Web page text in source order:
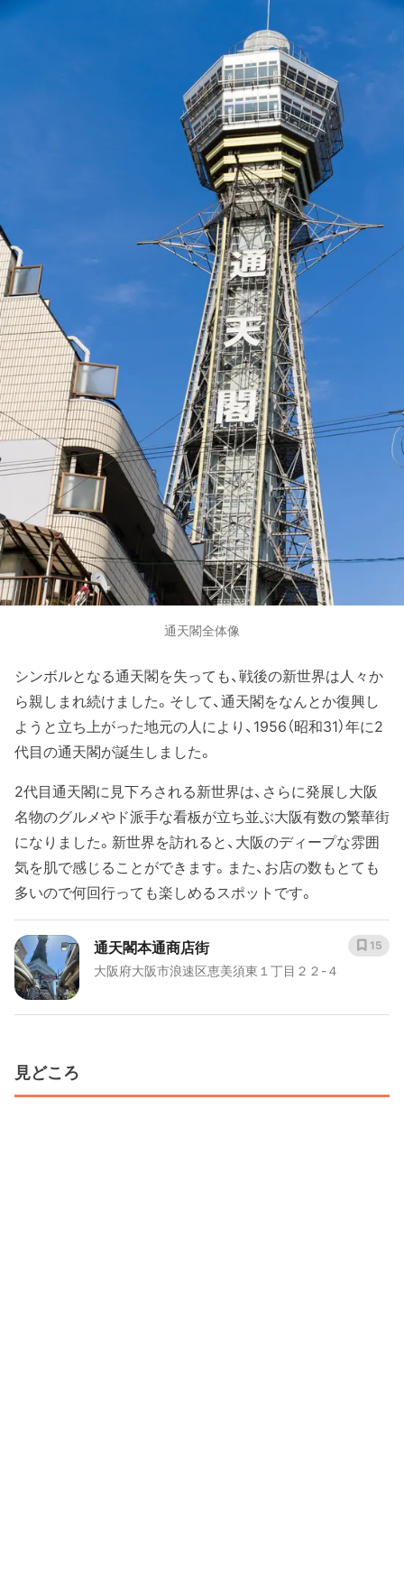
通天閣全体像
シンボルとなる通天閣を失っても、戦後の新世界は人々か
ら親しまれ続けました。そして、通天閣をなんとか復興し
ようと立ち上がった地元の人により、1956（昭和31）年に2
代目の通天閣が誕生しました。
2代目通天閣に見下ろされる新世界は、さらに発展し大阪
名物のグルメやド派手な看板が立ち並ぶ大阪有数の繁華街
になりました。新世界を訪れると、大阪のディープな雰囲
気を肌で感じることができます。また、お店の数もとても
多いので何回行っても楽しめるスポットです。
通天閣本通商店街
大阪府大阪市浪速区恵美須東１丁目２２-４
15
見どころ